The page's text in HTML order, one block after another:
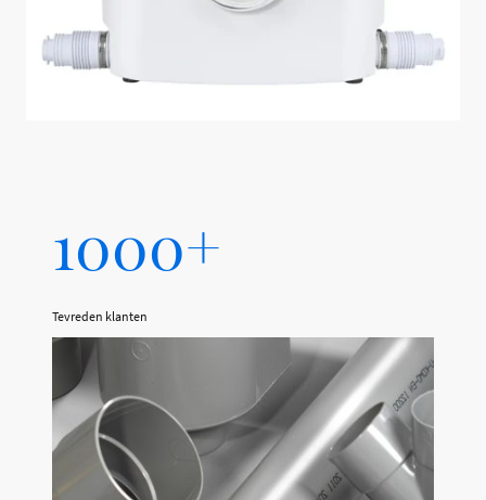
1000+
Tevreden klanten